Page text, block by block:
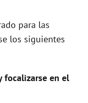
para las
los siguientes
focalizarse en el